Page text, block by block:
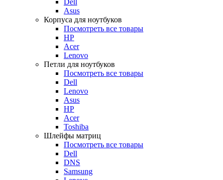
Dell
Asus
Корпуса для ноутбуков
Посмотреть все товары
HP
Acer
Lenovo
Петли для ноутбуков
Посмотреть все товары
Dell
Lenovo
Asus
HP
Acer
Toshiba
Шлейфы матриц
Посмотреть все товары
Dell
DNS
Samsung